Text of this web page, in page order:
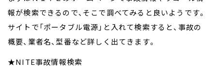
報が検索できるので、そこで調べてみると良いようです。
サイトで「ポータブル電源」と入れて検索すると、事故の
概要、業者名、型番など詳しく出てきます。
★NITE事故情報検索